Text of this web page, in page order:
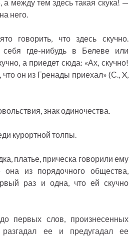
между тем здесь такая скука! —
него.
говорить, что здесь скучно.
где-нибудь в Белеве или
а приедет сюда: «Ах, скучно!
он из Гренады приехал» (С., X,
знак одиночества.
курортной толпы.
платье, прическа говорили ему
она из порядочного общества,
раз и одна, что ей скучно
первых слов, произнесенных
разгадал ее и предугадал ее